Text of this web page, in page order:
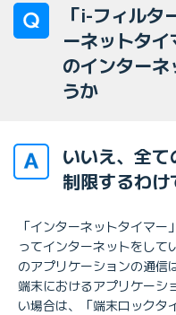
「i-フィル
ーネットタ
のインター
うか
いいえ、全
制限するわけ
「インターネットタイマ
ってインターネットをして
のアプリケーションの通信
端末におけるアプリケーシ
い場合は、「端末ロックタ